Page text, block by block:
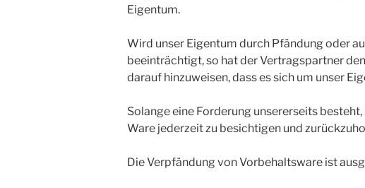
Eigentum.
Wird unser Eigentum durch Pfändung oder
beeinträchtigt, so hat der Vertragspartner
darauf hinzuweisen, dass es sich um unser
Solange eine Forderung unsererseits
Ware jederzeit zu besichtigen und
Die Verpfändung von Vorbehaltsware ist